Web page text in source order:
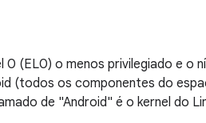
(EL0) o menos privilegiado e o
(todos os componentes do
de "Android" é o kernel do